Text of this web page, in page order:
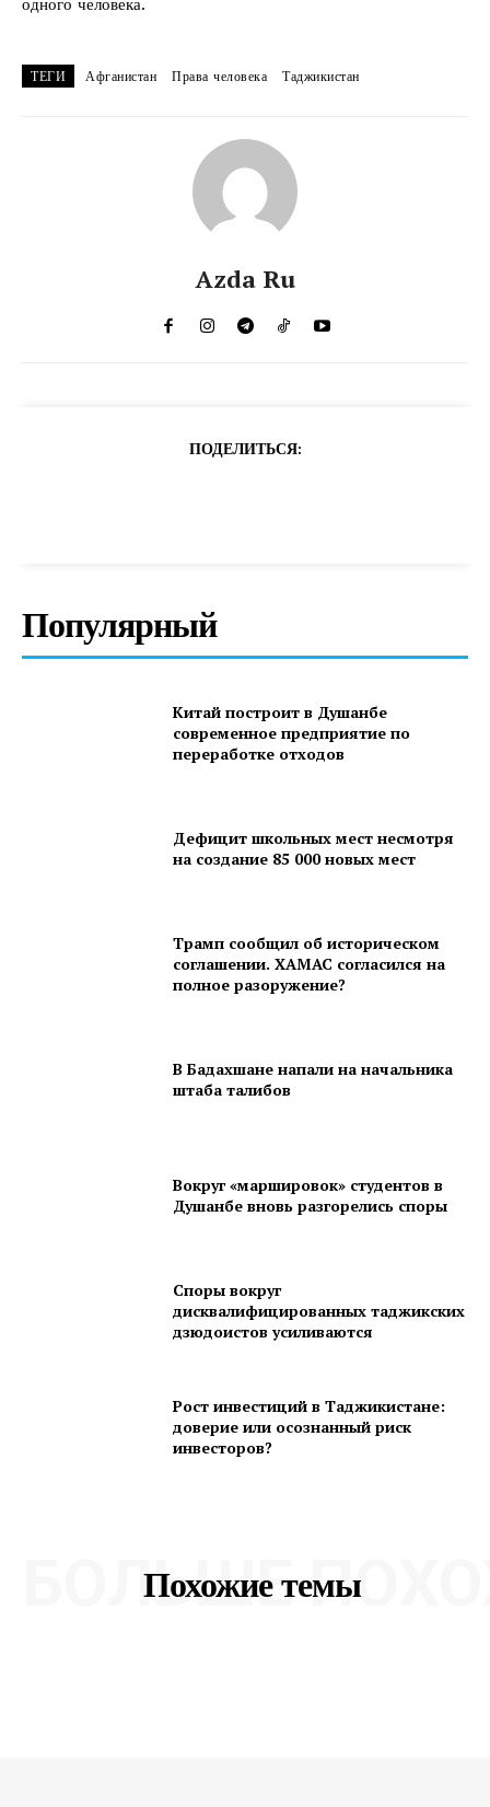
ТЕГИ Афганистан Права человека Таджикистан
Azda Ru
ПОДЕЛИТЬСЯ:
Популярный
Китай построит в Душанбе
современное предприятие по
переработке отходов
Дефицит школьных мест несмотря
на создание 85 000 новых мест
Трамп сообщил об историческом
соглашении. ХАМАС согласился на
полное разоружение?
В Бадахшане напали на начальника
штаба талибов
Вокруг «маршировок» студентов в
Душанбе вновь разгорелись споры
Споры вокруг
дисквалифицированных таджикских
дзюдоистов усиливаются
Рост инвестиций в Таджикистане:
доверие или осознанный риск
инвесторов?
Похожие темы
БОЛЬШЕ